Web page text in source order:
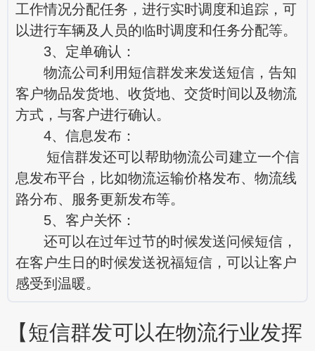
工作情况分配任务，进行实时调度和追踪，可
以进行车辆及人员的临时调度和任务分配等。
3、定单确认：
物流公司利用短信群发来发送短信，告知
客户物品发货地、收货地、交货时间以及物流
方式，与客户进行确认。
4、信息发布：
短信群发还可以帮助物流公司建立一个信
息发布平台，比如物流运输价格发布、物流线
路分布、服务更新发布等。
5、客户关怀：
还可以在过年过节的时候发送问候短信，
在客户生日的时候发送祝福短信，可以让客户
感受到温暖。
【短信群发可以在物流行业发挥